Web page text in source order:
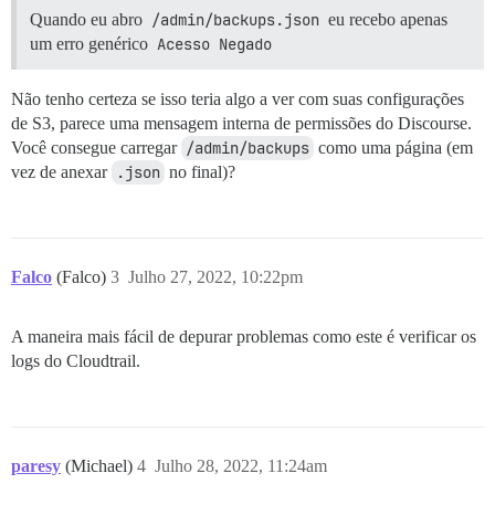
Quando eu abro /admin/backups.json eu recebo apenas
um erro genérico Acesso Negado
Não tenho certeza se isso teria algo a ver com suas configurações
de S3, parece uma mensagem interna de permissões do Discourse.
Você consegue carregar /admin/backups como uma página (em
vez de anexar .json no final)?
Falco (Falco) Julho 27, 2022, 10:22pm
3
A maneira mais fácil de depurar problemas como este é verificar os
logs do Cloudtrail.
paresy (Michael) Julho 28, 2022, 11:24am
4